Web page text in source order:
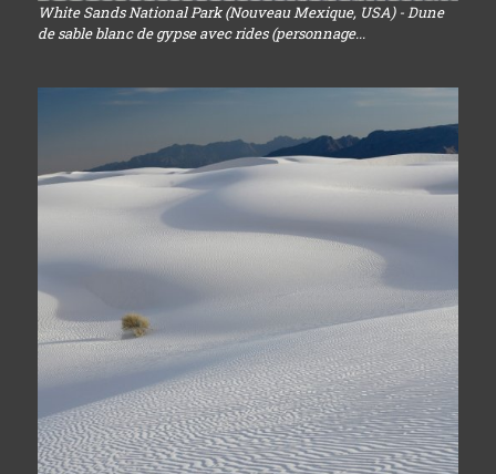
White Sands National Park (Nouveau Mexique, USA) - Dune
de sable blanc de gypse avec rides (personnage...